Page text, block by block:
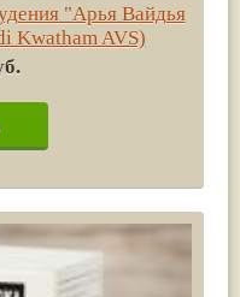
"Арья Вайдья
Kwatham AVS)